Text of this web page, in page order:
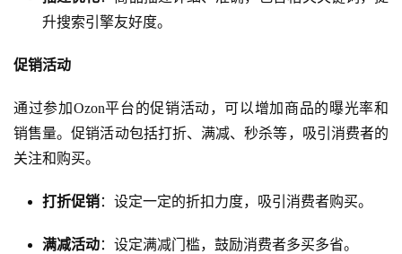
升搜索引擎友好度。
促销活动
通过参加Ozon平台的促销活动，可以增加商品的曝光率和
销售量。促销活动包括打折、满减、秒杀等，吸引消费者的
关注和购买。
打折促销：设定一定的折扣力度，吸引消费者购买。
满减活动：设定满减门槛，鼓励消费者多买多省。